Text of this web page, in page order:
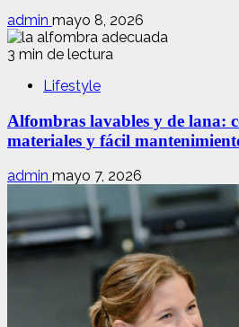
admin mayo 8, 2026
3 min de lectura
Lifestyle
Alfombras lavables y de lana:
materiales y fácil
admin mayo 7, 2026